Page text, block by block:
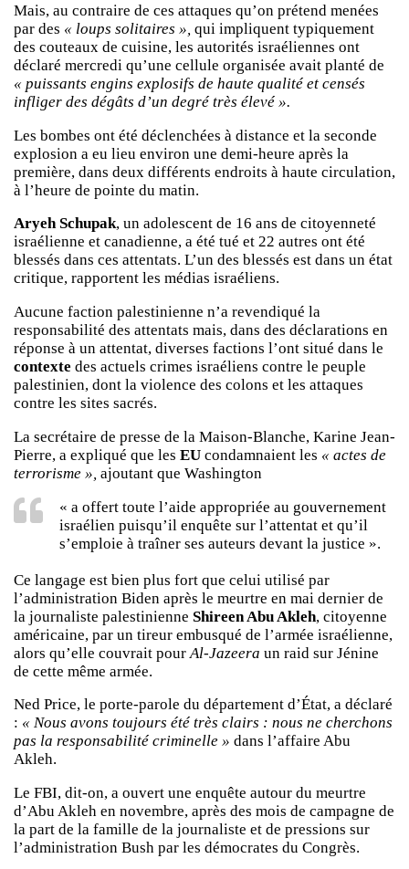
Mais, au contraire de ces attaques qu’on prétend menées
par des « loups solitaires », qui impliquent typiquement
des couteaux de cuisine, les autorités israéliennes ont
déclaré mercredi qu’une cellule organisée avait planté de
« puissants engins explosifs de haute qualité et censés
infliger des dégâts d’un degré très élevé ».
Les bombes ont été déclenchées à distance et la seconde
explosion a eu lieu environ une demi-heure après la
première, dans deux différents endroits à haute circulation,
à l’heure de pointe du matin.
Aryeh Schupak, un adolescent de 16 ans de citoyenneté
israélienne et canadienne, a été tué et 22 autres ont été
blessés dans ces attentats. L’un des blessés est dans un état
critique, rapportent les médias israéliens.
Aucune faction palestinienne n’a revendiqué la
responsabilité des attentats mais, dans des déclarations en
réponse à un attentat, diverses factions l’ont situé dans le
contexte des actuels crimes israéliens contre le peuple
palestinien, dont la violence des colons et les attaques
contre les sites sacrés.
La secrétaire de presse de la Maison-Blanche, Karine Jean-
Pierre, a expliqué que les EU condamnaient les « actes de
terrorisme », ajoutant que Washington
« a offert toute l’aide appropriée au gouvernement
israélien puisqu’il enquête sur l’attentat et qu’il
s’emploie à traîner ses auteurs devant la justice ».
Ce langage est bien plus fort que celui utilisé par
l’administration Biden après le meurtre en mai dernier de
la journaliste palestinienne Shireen Abu Akleh, citoyenne
américaine, par un tireur embusqué de l’armée israélienne,
alors qu’elle couvrait pour Al-Jazeera un raid sur Jénine
de cette même armée.
Ned Price, le porte-parole du département d’État, a déclaré
: « Nous avons toujours été très clairs : nous ne cherchons
pas la responsabilité criminelle » dans l’affaire Abu
Akleh.
Le FBI, dit-on, a ouvert une enquête autour du meurtre
d’Abu Akleh en novembre, après des mois de campagne de
la part de la famille de la journaliste et de pressions sur
l’administration Bush par les démocrates du Congrès.